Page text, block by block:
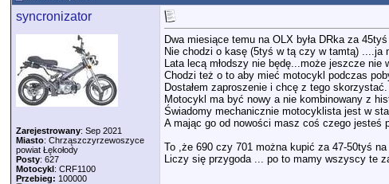
syncronizator
Zarejestrowany: Sep 2021
Miasto: Chrząszczyrzewoszyce
powiat Łękołody
Posty: 627
Motocykl: CRF1100
Przebieg: 100000
Dwa miesiące temu na OLX była DRka za
Nie chodzi o kasę (5tyś w tą czy w tamtą) ....ja
Lata lecą młodszy nie będę...może jeszcze
Chodzi też o to aby mieć motocykl podczas
Dostałem zaproszenie i chcę z tego skorzystać.
Motocykl ma być nowy a nie kombinowany z
Świadomy mechanicznie motocyklista jest w
A mając go od nowości masz coś czego jesteś
To ,że 690 czy 701 można kupić za 47-50tyś
Liczy się przygoda ... po to mamy wszyscy te